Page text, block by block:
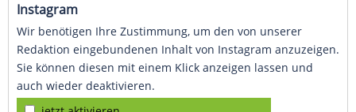
Instagram
Wir benötigen Ihre Zustimmung, um den von unserer
Redaktion eingebundenen Inhalt von Instagram anzuzeigen.
Sie können diesen mit einem Klick anzeigen lassen und
auch wieder deaktivieren.